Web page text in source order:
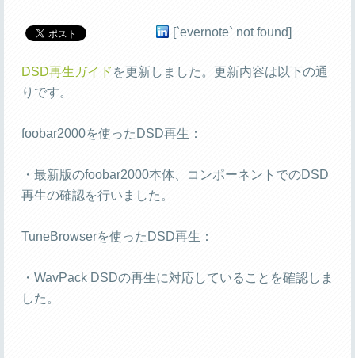
[`evernote` not found]
DSD再生ガイド を更新しました。更新内容は以下の通
りです。
foobar2000を使ったDSD再生：
・最新版のfoobar2000本体、コンポーネントでのDSD
再生の確認を行いました。
TuneBrowserを使ったDSD再生：
・WavPack DSDの再生に対応していることを確認しま
した。